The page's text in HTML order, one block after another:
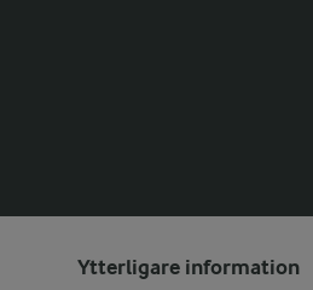
Ytterligare information